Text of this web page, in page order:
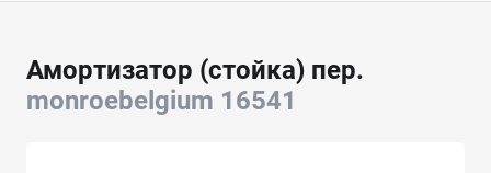
Амортизатор (стойка) пер.
monroebelgium 16541